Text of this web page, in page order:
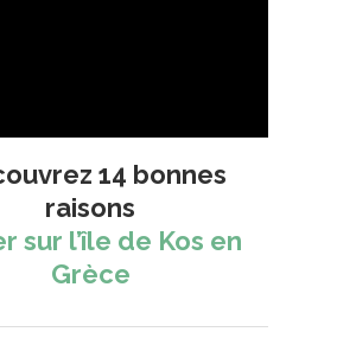
14 bonnes
raisons
sur l’île de Kos en
Grèce